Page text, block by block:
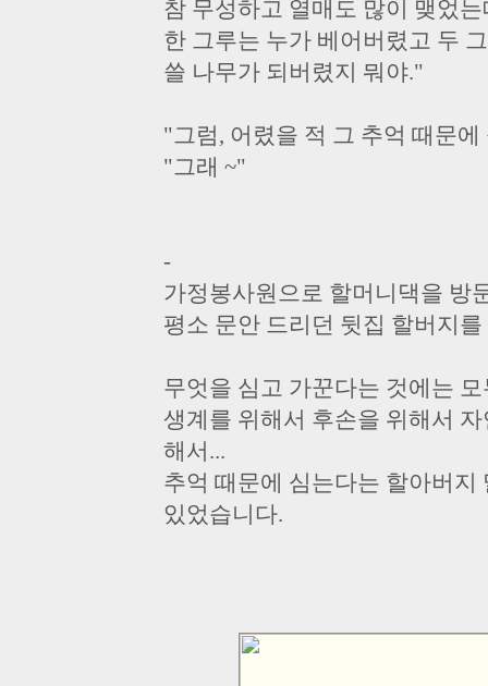
참 무성하고 열매도 많이 맺었
한 그루는 누가 베어버렸고 두
쓸 나무가 되버렸지 뭐야."
"그럼, 어렸을 적 그 추억 때문
"그래 ~"
-
가정봉사원으로 할머니댁을 방
평소 문안 드리던 뒷집 할버지
무엇을 심고 가꾼다는 것에는
생계를 위해서 후손을 위해서
해서...
추억 때문에 심는다는 할아버
있었습니다.